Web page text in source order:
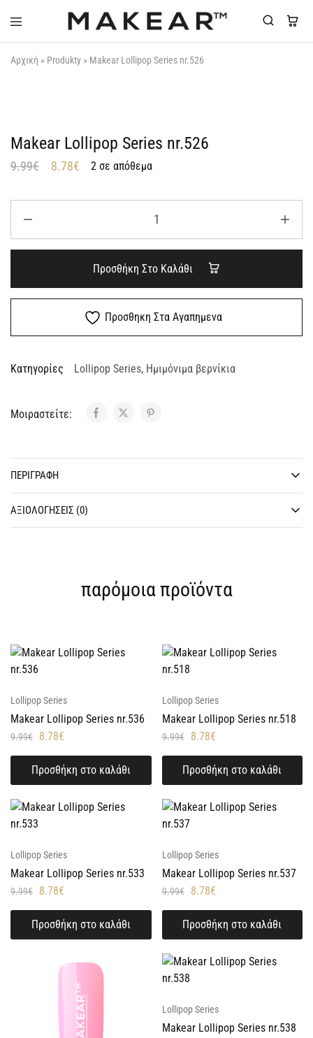
Makear-
Αρχική » Produkty » Makear Lollipop Series nr.526
Makear Lollipop Series nr.526
9.99€ 8.78€ 2 σε απόθεμα
Προσθήκη Στο Καλάθι
Προσθηκη Στα Αγαπημενα
Κατηγορίες Lollipop Series, Ημιμόνιμα βερνίκια
Μοιραστείτε:
ΠΕΡΙΓΡΑΦΉ
ΑΞΙΟΛΟΓΉΣΕΙΣ (0)
παρόμοια προϊόντα
Lollipop Series
Makear Lollipop Series nr.536
9.99€ 8.78€
Προσθήκη στο καλάθι
Lollipop Series
Makear Lollipop Series nr.518
9.99€ 8.78€
Προσθήκη στο καλάθι
Lollipop Series
Makear Lollipop Series nr.533
9.99€ 8.78€
Προσθήκη στο καλάθι
Lollipop Series
Makear Lollipop Series nr.537
9.99€ 8.78€
Προσθήκη στο καλάθι
Lollipop Series
Makear Lollipop Series nr.538